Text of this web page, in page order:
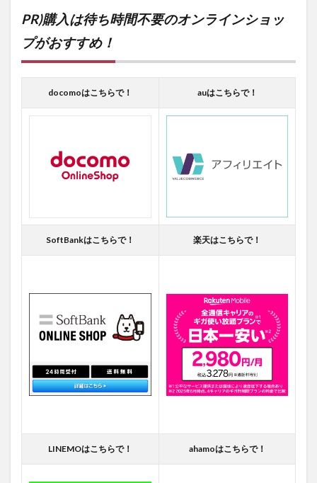
PR)購入は待ち時間不要のオンラインショッ
プがおすすめ！
docomoはこちらで！ auはこちらで！
SoftBankはこちらで！ 楽天はこちらで！
LINEMOはこちらで！ ahamoはこちらで！